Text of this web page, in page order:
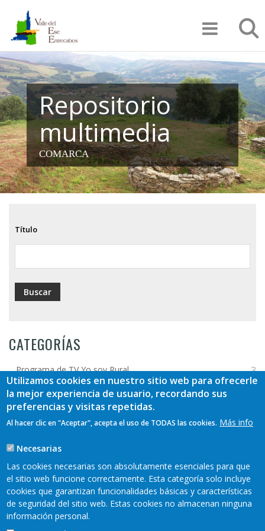
contenido
principal
Repositorio
multimedia
COMARCA
Título
CATEGORÍAS
Programa de TV Yo soy Rural 3
Jornadas / Congresos
Otros vídeos 1
ETIQUETAS
Más
Utilizamos cookies en nuestro sitio web para ofrecerle
la mejor experiencia de usuario, recordando sus
preferencias y visitas repetidas.
Al hacer clic en "Aceptar", acepta el uso de TODAS las cookies. Más info
Necesarias
Las cookies necesarias son absolutamente esenciales para que
el sitio web funcione correctamente. Esta categoría solo incluye
cookies que garantizan funcionalidades básicas y características
de seguridad del sitio web. Estas cookies no almacenan ninguna
información personal.